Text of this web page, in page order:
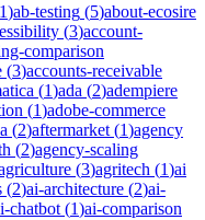
1)ab-testing (5)about-ecosire
(3)account-
comparison
(3)accounts-receivable
(1)ada (2)adempiere
(1)adobe-commerce
(2)aftermarket (1)agency
(2)agency-scaling
(3)agritech (1)ai
(2)ai-architecture (2)ai-
chatbot (1)ai-comparison